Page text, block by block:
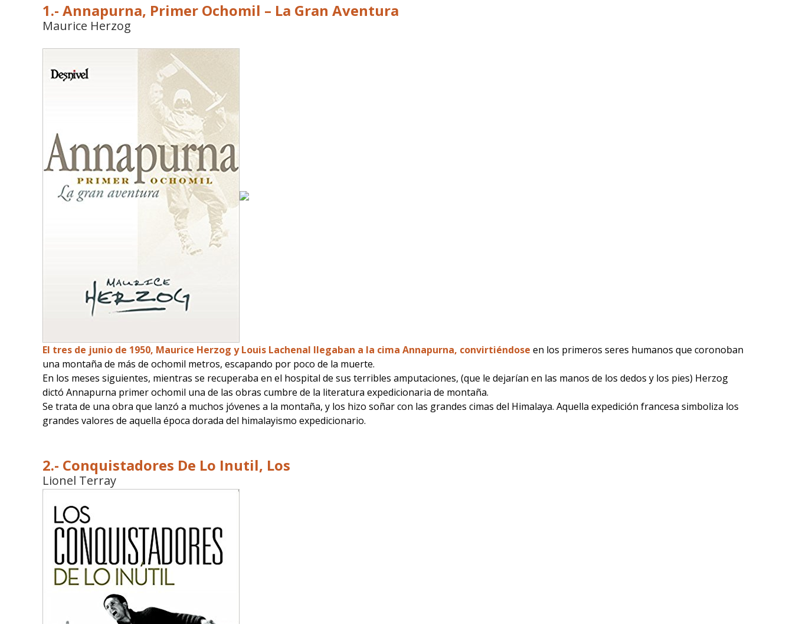
1.- Annapurna, Primer Ochomil – La Gran Aventura
Maurice Herzog
El tres de junio de 1950, Maurice Herzog y Louis Lachenal llegaban a la cima Annapurna, convirtiéndose en los primeros seres humanos que coronoban
una montaña de más de ochomil metros, escapando por poco de la muerte.
En los meses siguientes, mientras se recuperaba en el hospital de sus terribles amputaciones, (que le dejarían en las manos de los dedos y los pies) Herzog
dictó Annapurna primer ochomil una de las obras cumbre de la literatura expedicionaria de montaña.
Se trata de una obra que lanzó a muchos jóvenes a la montaña, y los hizo soñar con las grandes cimas del Himalaya. Aquella expedición francesa simboliza los
grandes valores de aquella época dorada del himalayismo expedicionario.
2.- Conquistadores De Lo Inutil, Los
Lionel Terray